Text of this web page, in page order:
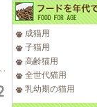
成猫用
子猫用
高齢猫用
全世代猫用
乳幼期の猫用